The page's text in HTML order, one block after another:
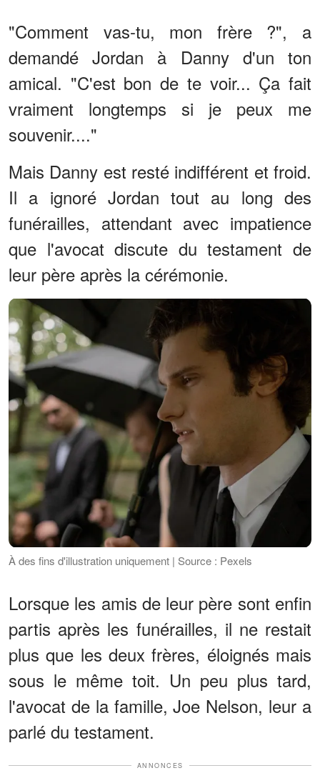
"Comment vas-tu, mon frère ?", a
demandé Jordan à Danny d'un ton
amical. "C'est bon de te voir... Ça fait
vraiment longtemps si je peux me
souvenir...."
Mais Danny est resté indifférent et froid.
Il a ignoré Jordan tout au long des
funérailles, attendant avec impatience
que l'avocat discute du testament de
leur père après la cérémonie.
À des fins d'illustration uniquement | Source : Pexels
Lorsque les amis de leur père sont enfin
partis après les funérailles, il ne restait
plus que les deux frères, éloignés mais
sous le même toit. Un peu plus tard,
l'avocat de la famille, Joe Nelson, leur a
parlé du testament.
ANNONCES